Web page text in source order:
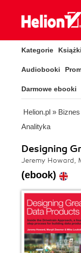
Kategorie Książki
Audiobooki
Darmowe ebooki
Helion.pl »
Analityka
Designing
Jeremy Howard,
(ebook)